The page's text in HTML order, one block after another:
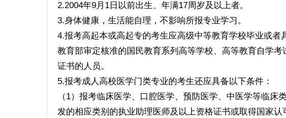
2.2004年9月1日以前出生、年满17周岁及以上者。
3.身体健康，生活能自理，不影响所报专业学习。
4.报考高起本或高起专的考生应高级中等教育学校毕业或
教育部审定核准的国民教育系列高等学校、高等教育自学
证书的人员。
5.报考成人高校医学门类专业的考生还应具备以下条件：
（1）报考临床医学、口腔医学、预防医学、中医学等临
发的相应类别的执业助理医师及以上资格证书或取得国家